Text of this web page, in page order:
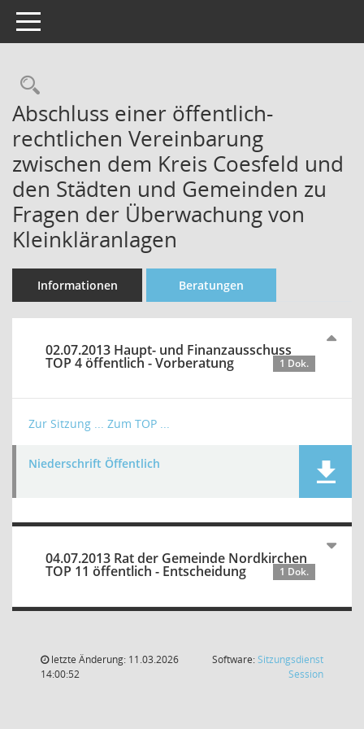
Toggle navigation
Rechercheauswahl
Abschluss einer öffentlich-
rechtlichen Vereinbarung
zwischen dem Kreis Coesfeld und
den Städten und Gemeinden zu
Fragen der Überwachung von
Kleinkläranlagen
Informationen Beratungen
02.07.2013 Haupt- und Finanzausschuss
TOP 4 öffentlich - Vorberatung 1 Dok.
Zur Sitzung ... Zum TOP ...
Niederschrift Öffentlich
04.07.2013 Rat der Gemeinde Nordkirchen
TOP 11 öffentlich - Entscheidung 1 Dok.
letzte Änderung: 11.03.2026
14:00:52
Software:Sitzungsdienst
Session(Wird in